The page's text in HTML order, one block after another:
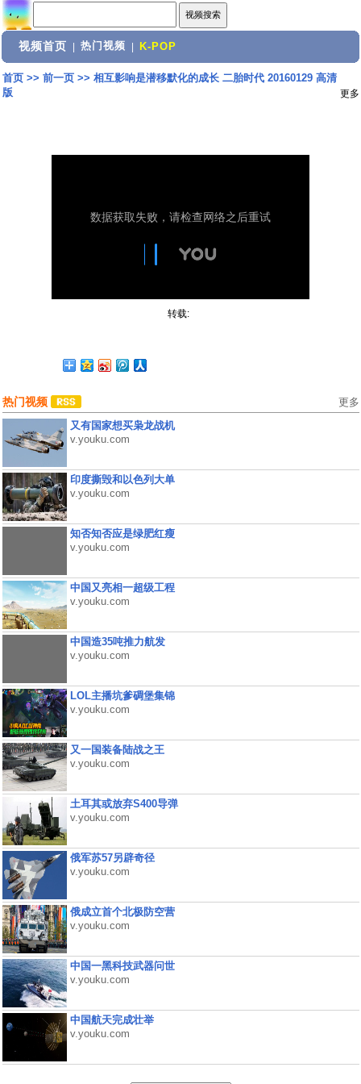
视频首页 热门视频 K-POP
首页>> 前一页>> 相互影响是潜移默化的成长 二胎时代 20160129 高清
版
更多
转载:
热门视频 更多
又有国家想买枭龙战机
v.youku.com
印度撕毁和以色列大单
v.youku.com
知否知否应是绿肥红瘦
v.youku.com
中国又亮相一超级工程
v.youku.com
中国造35吨推力航发
v.youku.com
LOL主播坑爹碉堡集锦
v.youku.com
又一国装备陆战之王
v.youku.com
土耳其或放弃S400导弹
v.youku.com
俄军苏57另辟奇径
v.youku.com
俄成立首个北极防空营
v.youku.com
中国一黑科技武器问世
v.youku.com
中国航天完成壮举
v.youku.com